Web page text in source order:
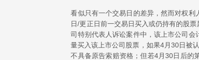
看似只有一个交易日的差异，然而对权
日/更正日前一交易日买入或仍持有的股
司特别代表人诉讼案件中，该上市公司
量买入该上市公司股票，如果4月30日被
不具备原告索赔资格；但若4月30日后的